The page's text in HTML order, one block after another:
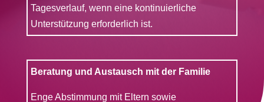
Tagesverlauf, wenn eine kontinuierliche
Unterstützung erforderlich ist.
Beratung und Austausch mit der Familie
Enge Abstimmung mit Eltern sowie